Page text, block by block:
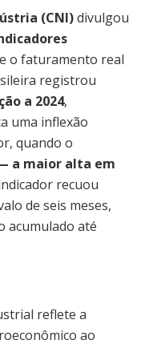
(CNI)divulgou
o faturamento real
registrou
a 2024,
uma inflexão
quando o
a maior alta em
recuou
de seis meses,
acumulado até
reflete a
ao